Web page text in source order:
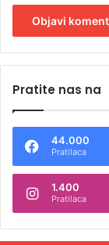
t
n
t
Pratite nas na
44.000
Pratilaca
1.400
Pratilaca